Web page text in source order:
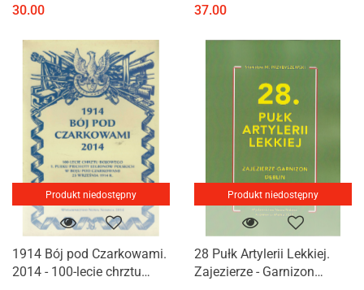
30.00
Skalbmierza
37.00
Produkt niedostępny
1914 Bój pod Czarkowami.
2014 - 100-lecie chrztu
Produkt niedostępny
28 Pułk Artylerii Lekkiej.
Zajezierze - Garnizon